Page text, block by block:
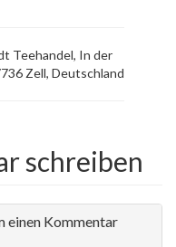
Teehandel, In der
Zell, Deutschland
schreiben
einen Kommentar